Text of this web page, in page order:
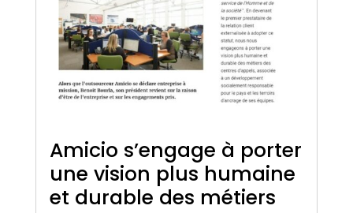
Amicio s’engage à porter
une vision plus humaine
et durable des métiers